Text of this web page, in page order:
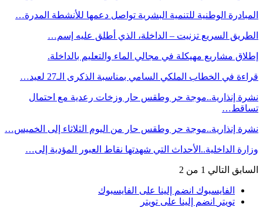
المبادرة الوطنية للتنمية البشرية تواصل دعمها للأنشطة المدرة…
الطريق السريع تزنيت – الداخلة، الذي أطلق عليه إسم…
إطلاق مشاريع مهيكلة في مجالي الماء والتعليم بالداخلة.
قراءة في الخطاب الملكي السامي بمناسبة الذكرى الـ27 لعيد…
نشرة إنذارية..موجة حر وطقس حار وزخات رعدية مع احتمال
تساقط…
نشرة إنذارية..موجة حر وطقس حار من اليوم الثلاثاء إلى الخميس…
وزارة الداخلية..الأحداث التي شهدتها نقاط العبور المؤدية إلى…
السابق التالي 1 من 2
الفايسبوك انضم إلينا على الفايسبوك
تويتر
انضم إلينا على تويتر